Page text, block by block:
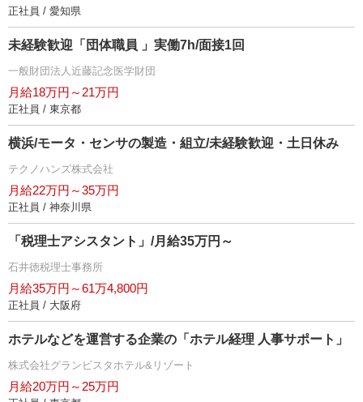
正社員 / 愛知県
未経験歓迎「団体職員 」実働7h/面接1回
一般財団法人近藤記念医学財団
月給18万円～21万円
正社員 / 東京都
横浜/モータ・センサの製造・組立/未経験歓迎・土日休み
テクノハンズ株式会社
月給22万円～35万円
正社員 / 神奈川県
「税理士アシスタント」/月給35万円～
石井徳税理士事務所
月給35万円～61万4,800円
正社員 / 大阪府
ホテルなどを運営する企業の「ホテル経理 人事サポート」
株式会社グランビスタホテル&リゾート
月給20万円～25万円